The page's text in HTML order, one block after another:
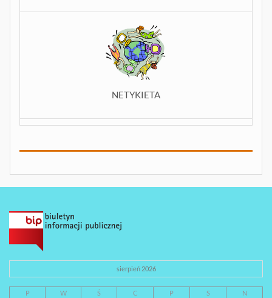
NETYKIETA
sierpień 2026
P W Ś C P S
N